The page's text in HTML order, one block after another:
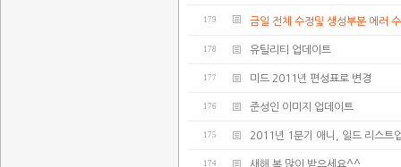
179 금일 전체 수정및 생성부분 에러
178 유틸리티 업데이트
177 미드 2011년 편성표로 변경
176 준성인 이미지 업데이트
175 2011년 1분기 애니, 일드 리스트
174 새해 복 많이 받으세요^^